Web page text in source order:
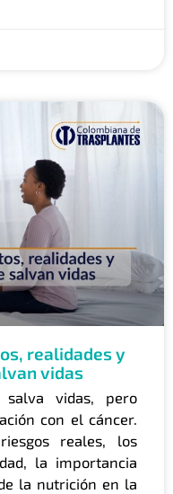
realidades y
vidas
vidas, pero
con el cáncer.
reales, los
la importancia
la nutrición en la